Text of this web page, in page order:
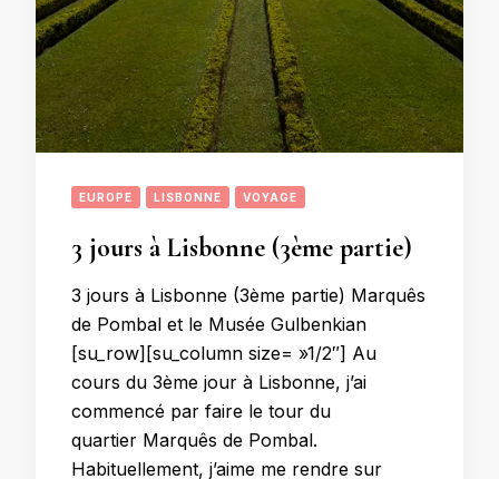
EUROPE LISBONNE VOYAGE
3 jours à Lisbonne (3ème partie)
3 jours à Lisbonne (3ème partie) Marquês
de Pombal et le Musée Gulbenkian
[su_row][su_column size= »1/2″] Au
cours du 3ème jour à Lisbonne, j’ai
commencé par faire le tour du
quartier Marquês de Pombal.
Habituellement, j’aime me rendre sur